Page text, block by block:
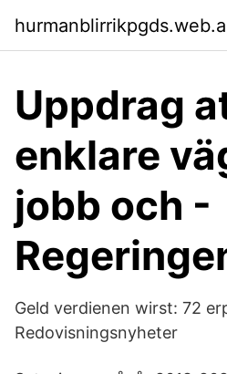
Uppdrag
enklare
jobb och -
Geld verdienen wirst: 72
Redovisningsnyheter